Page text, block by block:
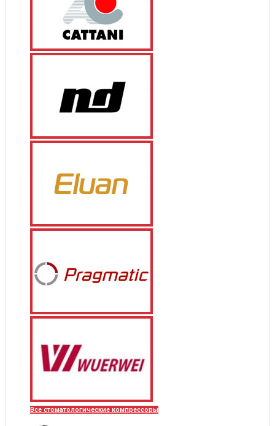
Все стоматологические компрессоры